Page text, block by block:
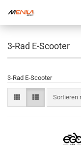
3-Rad E-Scooter
3-Rad E-Scooter
Sortieren